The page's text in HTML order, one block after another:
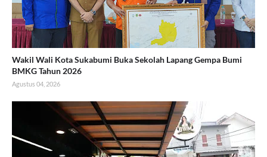
Wakil Wali Kota Sukabumi Buka Sekolah Lapang Gempa Bumi
BMKG Tahun 2026
Agustus 04, 2026